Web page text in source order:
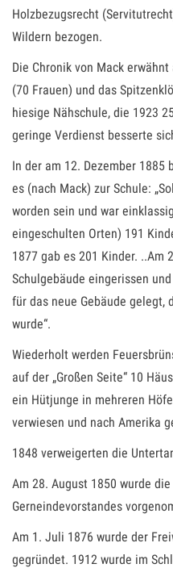
Holzbezugsrecht
Wildern bezogen.
Die Chronik von Mack
(70 Frauen) und das
hiesige Nähschule, die 1923
geringe Verdienst besserte
In der am 12. Dezember 1885
es (nach Mack) zur Schule:
worden sein und war
eingeschulten Orten) 191
1877 gab es 201 Kinder. ..Am
Schulgebäude eingerissen
für das neue Gebäude gelegt,
wurde“.
Wiederholt werden
auf der „Großen Seite“ 10
ein Hütjunge in mehreren
verwiesen und nach Amerika
1848 verweigerten die
Am 28. August 1850 wurde
Gerneindevorstandes
Am 1. Juli 1876 wurde der
gegründet. 1912 wurde im